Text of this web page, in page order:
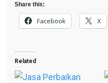
Share this:
Facebook X
Related